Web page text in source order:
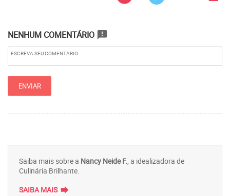
NENHUM COMENTÁRIO announcement
Saiba mais sobre a Nancy Neide F., a idealizadora de
Culinária Brilhante.
SAIBA MAIS forward